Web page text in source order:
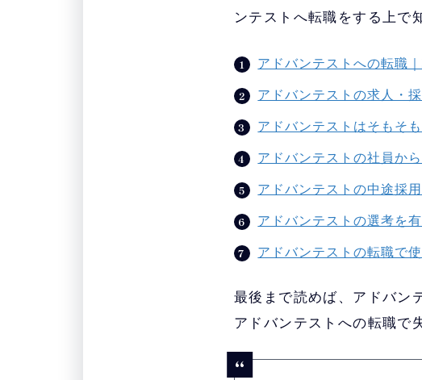
ンテストへ転職をする上で
アドバンテストへの転職
アドバンテストの求人・
アドバンテストはそもそ
アドバンテストの社員か
アドバンテストの中途採
アドバンテストの選考を
アドバンテストの転職で
最後まで読めば、アドバン
アドバンテストへの転職で